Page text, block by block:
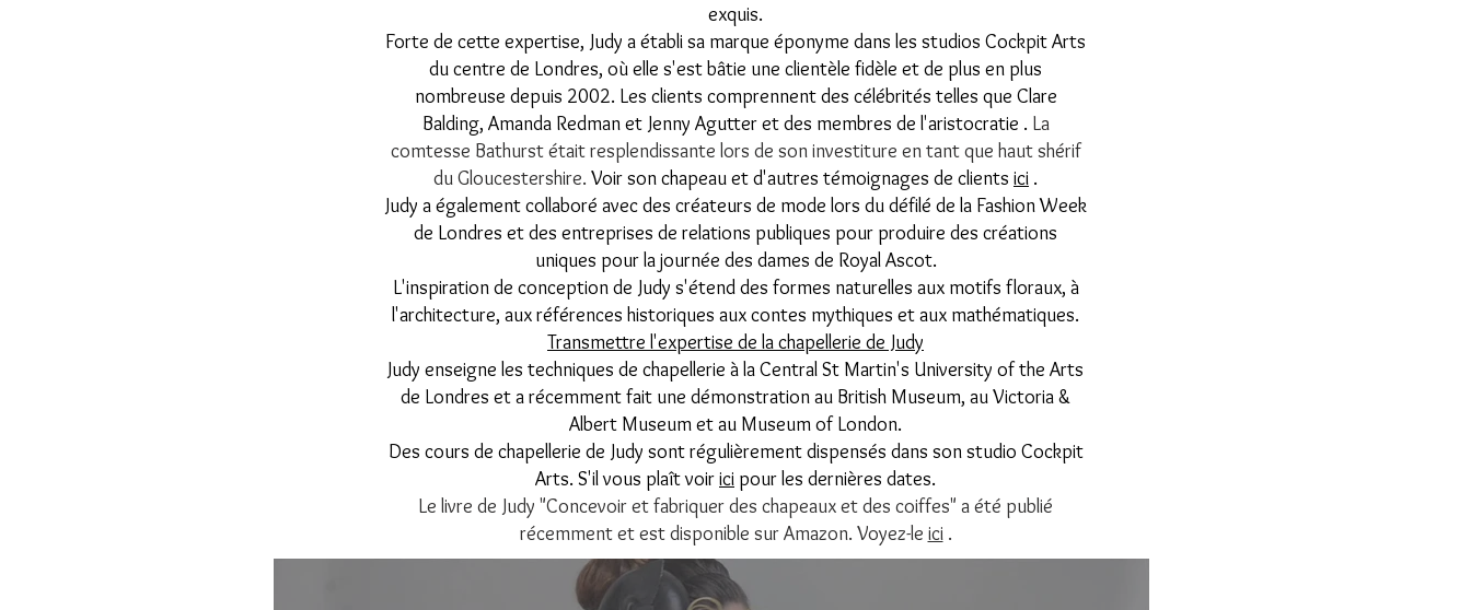
exquis.
Forte de cette expertise, Judy a établi sa marque éponyme dans les studios Cockpit Arts
du centre de Londres, où elle s'est bâtie une clientèle fidèle et de plus en plus
nombreuse depuis 2002. Les clients comprennent des célébrités telles que Clare
Balding, Amanda Redman et Jenny Agutter et des membres de l'aristocratie . La
comtesse Bathurst était resplendissante lors de son investiture en tant que haut shérif
du Gloucestershire. Voir son chapeau et d'autres témoignages de clients ici .
Judy a également collaboré avec des créateurs de mode lors du défilé de la Fashion Week
de Londres et des entreprises de relations publiques pour produire des créations
uniques pour la journée des dames de Royal Ascot.
L'inspiration de conception de Judy s'étend des formes naturelles aux motifs floraux, à
l'architecture, aux références historiques aux contes mythiques et aux mathématiques.
Transmettre l'expertise de la chapellerie de Judy
Judy enseigne les techniques de chapellerie à la Central St Martin's University of the Arts
de Londres et a récemment fait une démonstration au British Museum, au Victoria &
Albert Museum et au Museum of London.
Des cours de chapellerie de Judy sont régulièrement dispensés dans son studio Cockpit
Arts. S'il vous plaît voirici pour les dernières dates.
Le livre de Judy "Concevoir et fabriquer des chapeaux et des coiffes" a été publié
récemment et est disponible sur Amazon. Voyez-le ici.